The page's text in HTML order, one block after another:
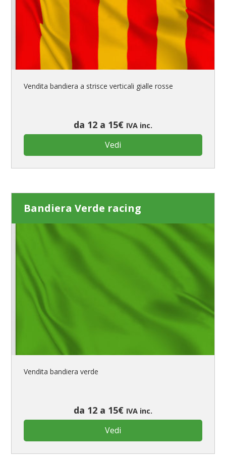
Vendita bandiera a strisce verticali gialle rosse
da 12 a 15€ IVA inc.
Vedi
Bandiera Verde racing
Vendita bandiera verde
da 12 a 15€ IVA inc.
Vedi